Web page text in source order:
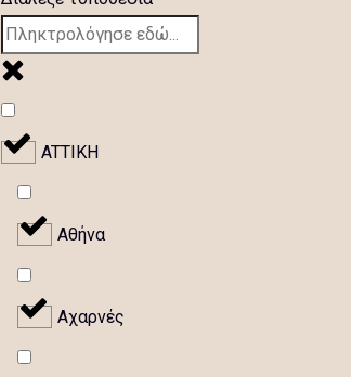
ATTIKH
Αθήνα
Αχαρνές